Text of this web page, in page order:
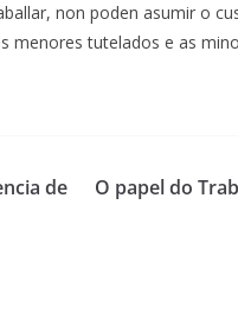
non poden asumir o
menores tutelados e as
de
O papel do